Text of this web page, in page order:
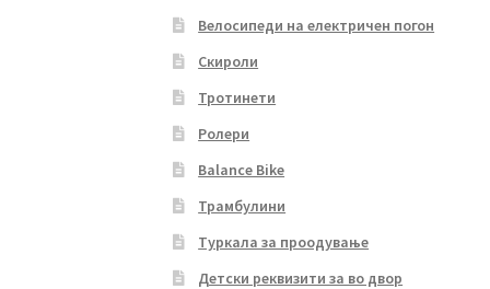
Велосипеди на електричен погон
Скироли
Тротинети
Ролери
Balance Bike
Трамбулини
Туркала за проодување
Детски реквизити за во двор